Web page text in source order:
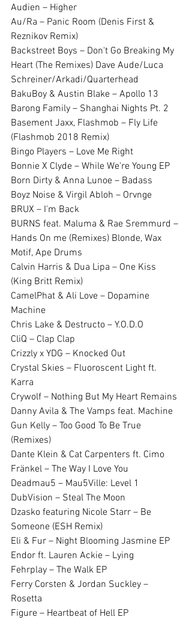
Audien – Higher
Au/Ra – Panic Room (Denis First &
Reznikov Remix)
Backstreet Boys – Don't Go Breaking My
Heart (The Remixes) Dave Aude/Luca
Schreiner/Arkadi/Quarterhead
BakuBoy & Austin Blake – Apollo 13
Barong Family – Shanghai Nights Pt. 2
Basement Jaxx, Flashmob – Fly Life
(Flashmob 2018 Remix)
Bingo Players – Love Me Right
Bonnie X Clyde – While We're Young EP
Born Dirty & Anna Lunoe – Badass
Boyz Noise & Virgil Abloh – Orvnge
BRUX – I'm Back
BURNS feat. Maluma & Rae Sremmurd –
Hands On me (Remixes) Blonde, Wax
Motif, Ape Drums
Calvin Harris & Dua Lipa – One Kiss
(King Britt Remix)
CamelPhat & Ali Love – Dopamine
Machine
Chris Lake & Destructo – Y.O.D.O
CliQ – Clap Clap
Crizzly x YDG – Knocked Out
Crystal Skies – Fluoroscent Light ft.
Karra
Crywolf – Nothing But My Heart Remains
Danny Avila & The Vamps feat. Machine
Gun Kelly – Too Good To Be True
(Remixes)
Dante Klein & Cat Carpenters ft. Cimo
Fränkel – The Way I Love You
Deadmau5 – Mau5Ville: Level 1
DubVision – Steal The Moon
Dzasko featuring Nicole Starr – Be
Someone (ESH Remix)
Eli & Fur – Night Blooming Jasmine EP
Endor ft. Lauren Ackie – Lying
Fehrplay – The Walk EP
Ferry Corsten & Jordan Suckley –
Rosetta
Figure – Heartbeat of Hell EP